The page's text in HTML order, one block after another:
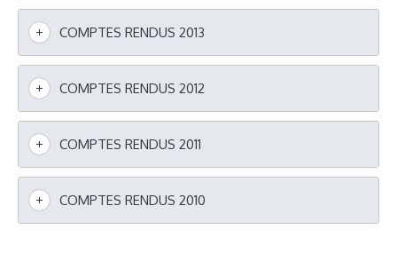
COMPTES RENDUS 2013
COMPTES RENDUS 2012
COMPTES RENDUS 2011
COMPTES RENDUS 2010